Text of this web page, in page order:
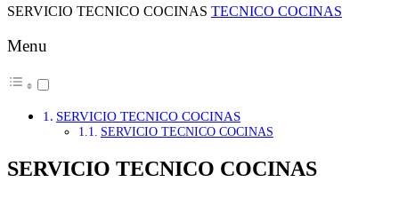
SERVICIO TECNICO COCINAS TECNICO COCINAS
Menu
SERVICIO TECNICO COCINAS
SERVICIO TECNICO COCINAS
SERVICIO TECNICO COCINAS